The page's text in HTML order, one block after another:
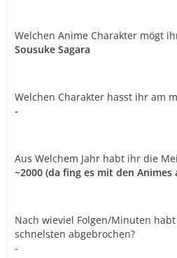
Welchen Anime Charakter mögt
Sousuke Sagara
Welchen Charakter hasst ihr am
-
Aus Welchem Jahr habt ihr die
~2000 (da fing es mit den Animes
Nach wieviel Folgen/Minuten
schnelsten abgebrochen?
-